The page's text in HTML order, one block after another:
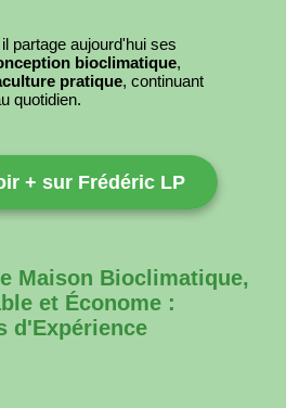
partage aujourd'hui ses
bioclimatique,
pratique, continuant
quotidien.
+ sur Frédéric LP
Maison Bioclimatique,
et Économe :
d'Expérience